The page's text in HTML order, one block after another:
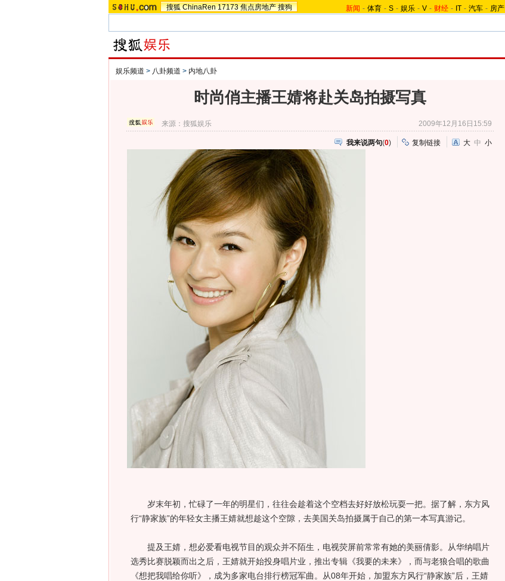
搜狐 ChinaRen 17173 焦点房地产 搜狗 新闻 - 体育 - S - 娱乐 - V - 财经 - IT - 汽车 - 房产
娱乐频道 > 八卦频道 > 内地八卦
时尚俏主播王婧将赴关岛拍摄写真
来源：搜狐娱乐 2009年12月16日15:59
我来说两句(0) 复制链接 大 中 小
岁末年初，忙碌了一年的明星们，往往会趁着这个空档去好好放松玩耍一把。据了解，东方风
行“静家族”的年轻女主播王婧就想趁这个空隙，去美国关岛拍摄属于自己的第一本写真游记。
提及王婧，想必爱看电视节目的观众并不陌生，电视荧屏前常常有她的美丽倩影。从华纳唱片
选秀比赛脱颖而出之后，王婧就开始投身唱片业，推出专辑《我要的未来》，而与老狼合唱的歌曲
《想把我唱给你听》，成为多家电台排行榜冠军曲。从08年开始，加盟东方风行“静家族”后，王婧